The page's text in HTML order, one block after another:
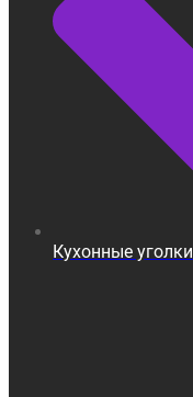
Кухонные уголки